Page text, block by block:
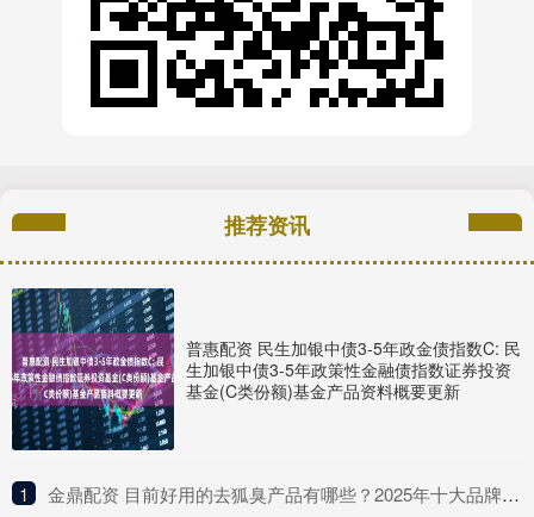
推荐资讯
普惠配资 民生加银中债3-5年政金债指数C: 民
生加银中债3-5年政策性金融债指数证券投资
基金(C类份额)基金产品资料概要更新
1 ​金鼎配资 目前好用的去狐臭产品有哪些？2025年十大品牌排行榜，这款实力派